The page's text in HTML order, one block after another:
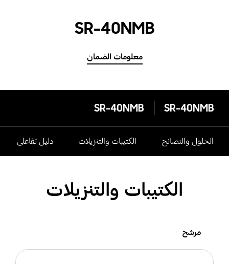
SR-40NMB
معلومات الضمان
SR-40NMB
SR-40NMB
الحلول والنصائح الكتيبات والتنزيلات دليل تفاعلى
الكتيبات والتنزيلات
مرشح